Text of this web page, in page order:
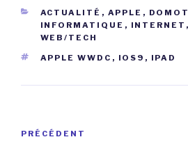
CATÉGORIES
ACTUALITÉ , APPLE ,
INFORMATIQUE , INTERNET ,
WEB/TECH
ÉTIQUETTES
APPLE WWDC , IOS9 , IPAD
Navigation
Article
PRÉCÉDENT